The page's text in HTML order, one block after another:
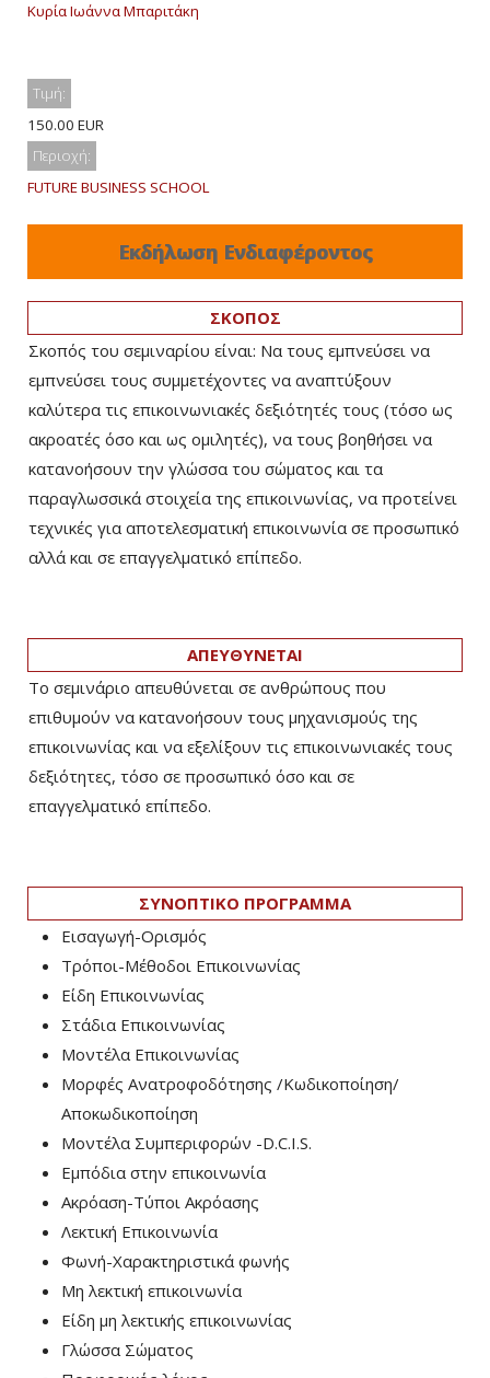
Κυρία Ιωάννα Μπαριτάκη
Τιμή:
150.00 EUR
Περιοχή:
FUTURE BUSINESS SCHOOL
Εκδήλωση Ενδιαφέροντος
ΣΚΟΠΟΣ
Σκοπός του σεμιναρίου είναι: Να τους εμπνεύσει να
εμπνεύσει τους συμμετέχοντες να αναπτύξουν
καλύτερα τις επικοινωνιακές δεξιότητές τους (τόσο ως
ακροατές όσο και ως ομιλητές), να τους βοηθήσει να
κατανοήσουν την γλώσσα του σώματος και τα
παραγλωσσικά στοιχεία της επικοινωνίας, να προτείνει
τεχνικές για αποτελεσματική επικοινωνία σε προσωπικό
αλλά και σε επαγγελματικό επίπεδο.
ΑΠΕΥΘΥΝΕΤΑΙ
Το σεμινάριο απευθύνεται σε ανθρώπους που
επιθυμούν να κατανοήσουν τους μηχανισμούς της
επικοινωνίας και να εξελίξουν τις επικοινωνιακές τους
δεξιότητες, τόσο σε προσωπικό όσο και σε
επαγγελματικό επίπεδο.
ΣΥΝΟΠΤΙΚΟ ΠΡΟΓΡΑΜΜΑ
Εισαγωγή-Ορισμός
Τρόποι-Μέθοδοι Επικοινωνίας
Είδη Επικοινωνίας
Στάδια Επικοινωνίας
Μοντέλα Επικοινωνίας
Μορφές Ανατροφοδότησης /Κωδικοποίηση/
Αποκωδικοποίηση
Μοντέλα Συμπεριφορών -D.C.I.S.
Εμπόδια στην επικοινωνία
Ακρόαση-Τύποι Ακρόασης
Λεκτική Επικοινωνία
Φωνή-Χαρακτηριστικά φωνής
Μη λεκτική επικοινωνία
Είδη μη λεκτικής επικοινωνίας
Γλώσσα Σώματος